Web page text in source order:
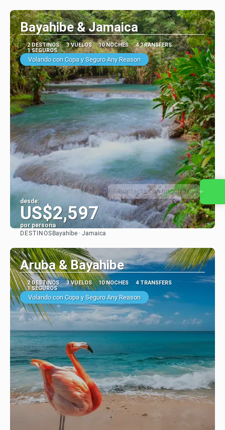
Bayahibe & Jamaica
2 DESTINOS 3 VUELOS 10 NOCHES
4 TRANSFERS
1 SEGUROS
Volando con Copa y Seguro Any Reason
desde:
US$2,597
por persona
DESTINOS Bayahíbe · Jamaica
Aruba & Bayahibe
2 DESTINOS 3 VUELOS 10 NOCHES
4 TRANSFERS
1 SEGUROS
Volando con Copa y Seguro Any Reason
Contacta con nosotros